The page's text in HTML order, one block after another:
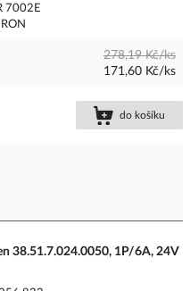
7002E
278,19 Kč/ks
171,60 Kč/ks
do košíku
38.51.7.024.0050, 1P/6A, 24V